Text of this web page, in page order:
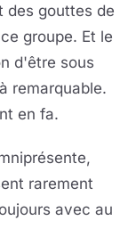
des gouttes de
groupe. Et le
d'être sous
remarquable.
en fa.
rarement
avec au